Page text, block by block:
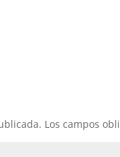
Los campos